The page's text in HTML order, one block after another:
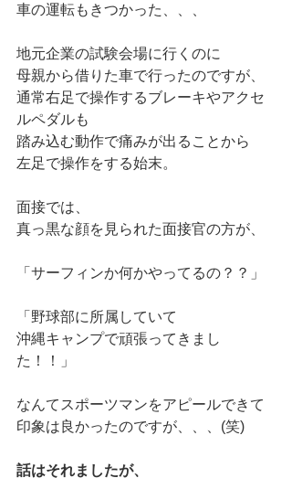
車の運転もきつかった、、、
地元企業の試験会場に行くのに
母親から借りた車で行ったのですが、
通常右足で操作するブレーキやアクセ
ルペダルも
踏み込む動作で痛みが出ることから
左足で操作をする始末。
面接では、
真っ黒な顔を見られた面接官の方が、
「サーフィンか何かやってるの？？」
「野球部に所属していて
沖縄キャンプで頑張ってきまし
た！！」
なんてスポーツマンをアピールできて
印象は良かったのですが、、、(笑)
話はそれましたが、